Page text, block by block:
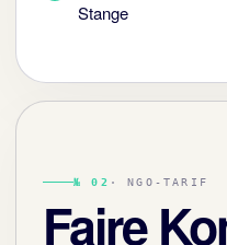
Stange
№ 02 · NGO-TARIF
Faire